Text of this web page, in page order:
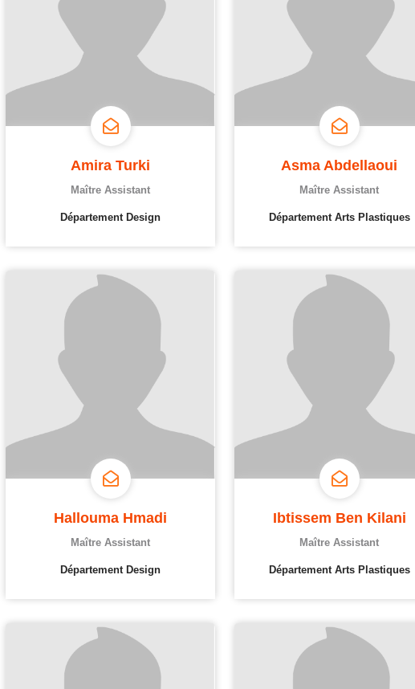
Amira Turki
Maître Assistant
Département Design
Asma Abdellaoui
Maître Assistant
Département Arts Plastiques
Hallouma Hmadi
Maître Assistant
Département Design
Ibtissem Ben Kilani
Maître Assistant
Département Arts Plastiques